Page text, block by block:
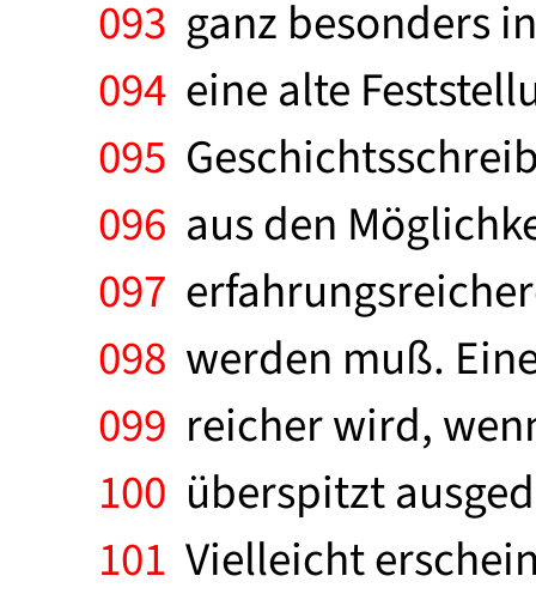
093 ganz besonders
094 eine alte
095
096 aus den
097
098 werden muß.
099 reicher wird,
100 überspitzt
101 Vielleicht